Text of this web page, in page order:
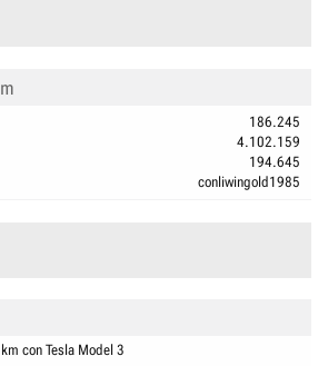
186.245
4.102.159
194.645
conliwingold1985
con Tesla Model 3